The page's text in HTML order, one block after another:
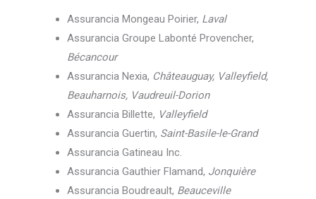
Assurancia Mongeau Poirier, Laval
Assurancia Groupe Labonté Provencher,
Bécancour
Assurancia Nexia, Châteauguay, Valleyfield,
Beauharnois, Vaudreuil-Dorion
Assurancia Billette, Valleyfield
Assurancia Guertin, Saint-Basile-le-Grand
Assurancia Gatineau Inc.
Assurancia Gauthier Flamand, Jonquière
Assurancia Boudreault, Beauceville